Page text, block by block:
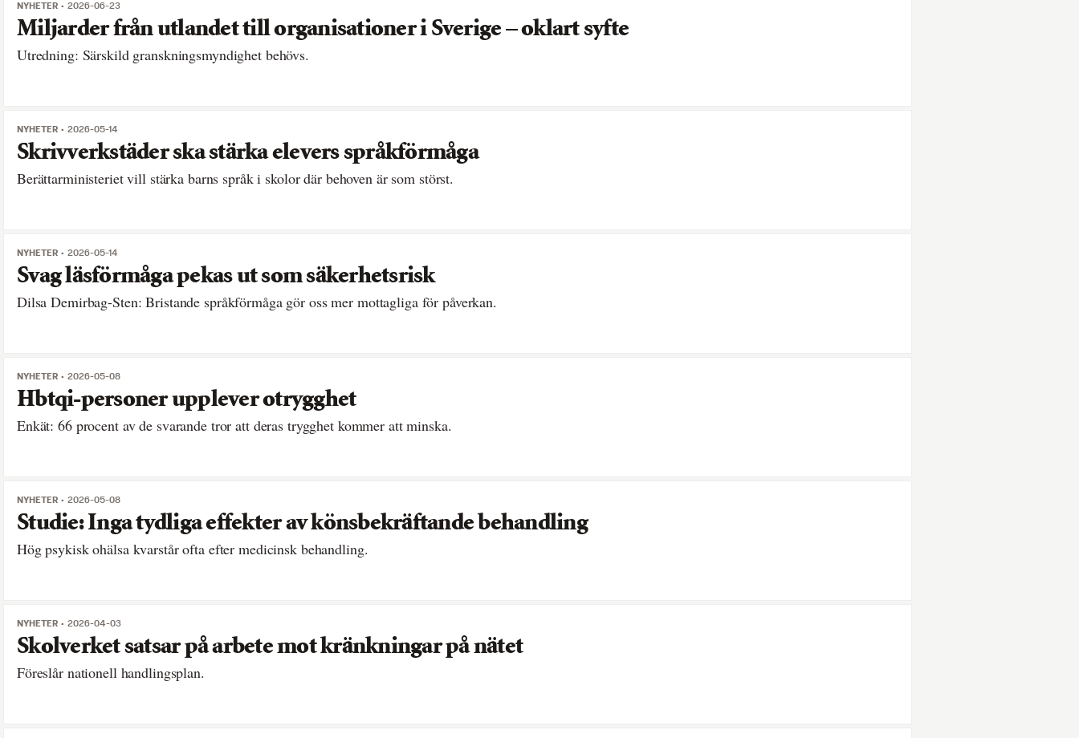
NYHETER 2026-06-23
Miljarder från utlandet till organisationer i Sverige – oklart syfte
Utredning: Särskild granskningsmyndighet behövs.
NYHETER 2026-05-14
Skrivverkstäder ska stärka elevers språkförmåga
Berättarministeriet vill stärka barns språk i skolor där behoven är som störst.
NYHETER 2026-05-14
Svag läsförmåga pekas ut som säkerhetsrisk
Dilsa Demirbag-Sten: Bristande språkförmåga gör oss mer mottagliga för påverkan.
NYHETER 2026-05-08
Hbtqi-personer upplever otrygghet
Enkät: 66 procent av de svarande tror att deras trygghet kommer att minska.
NYHETER 2026-05-08
Studie: Inga tydliga effekter av könsbekräftande behandling
Hög psykisk ohälsa kvarstår ofta efter medicinsk behandling.
NYHETER 2026-04-03
Skolverket satsar på arbete mot kränkningar på nätet
Föreslår nationell handlingsplan.